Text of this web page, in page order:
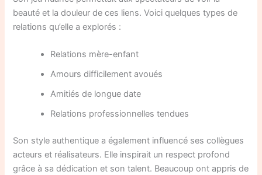
beauté et la douleur de ces liens. Voici quelques types de
relations qu’elle a explorés :
Relations mère-enfant
Amours difficilement avoués
Amitiés de longue date
Relations professionnelles tendues
Son style authentique a également influencé ses collègues
acteurs et réalisateurs. Elle inspirait un respect profond
grâce à sa dédication et son talent. Beaucoup ont appris de